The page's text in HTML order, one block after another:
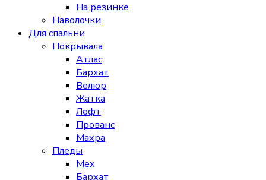
На резинке
Наволочки
Для спальни
Покрывала
Атлас
Бархат
Велюр
Жатка
Лофт
Прованс
Махра
Пледы
Мех
Бархат